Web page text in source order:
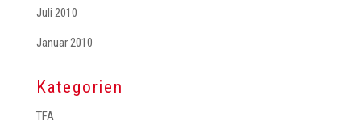
Juli 2010
Januar 2010
Kategorien
TFA